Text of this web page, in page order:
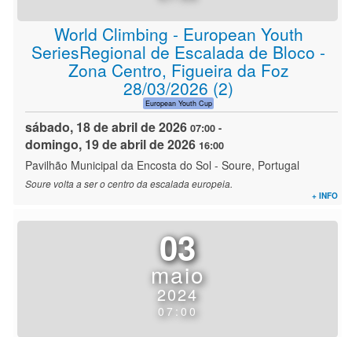
World Climbing - European Youth
SeriesRegional de Escalada de Bloco -
Zona Centro, Figueira da Foz
28/03/2026 (2)
European Youth Cup
sábado, 18 de abril de 2026 07:00 -
domingo, 19 de abril de 2026 16:00
Pavilhão Municipal da Encosta do Sol - Soure, Portugal
Soure volta a ser o centro da escalada europeia.
+ INFO
03
maio
2024
07:00